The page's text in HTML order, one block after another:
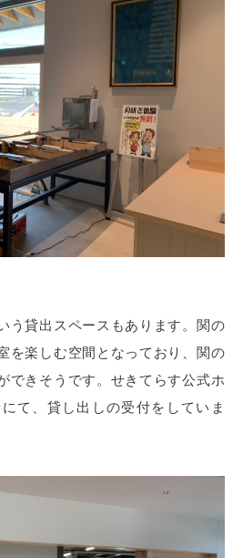
う貸出スペースもあります。関の
を楽しむ空間となっており、関の
できそうです。せきてらす公式ホ
て、貸し出しの受付をしていま